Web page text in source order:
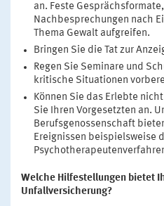
an. Feste
Nachbesprechungen nach
Thema Gewalt aufgreifen.
Bringen Sie die Tat zur
Regen Sie Seminare und
kritische Situationen
Können Sie das Erlebte
Sie Ihren Vorgesetzten an.
Berufsgenossenschaft
Ereignissen beispielsweise
Welche Hilfestellungen bietet
Unfallversicherung?